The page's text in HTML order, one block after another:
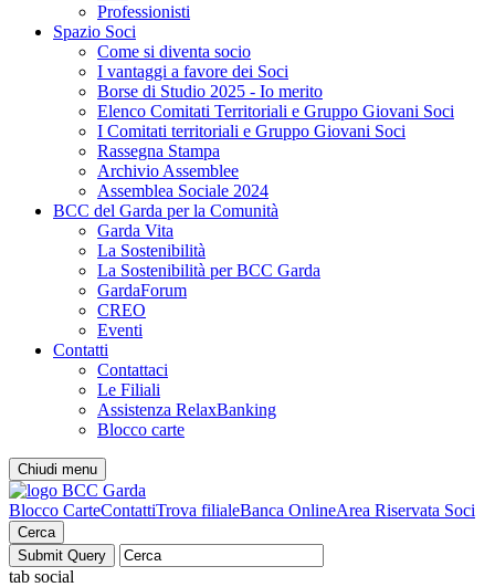
Professionisti
Spazio Soci
Come si diventa socio
I vantaggi a favore dei Soci
Borse di Studio 2025 - Io merito
Elenco Comitati Territoriali e Gruppo Giovani Soci
I Comitati territoriali e Gruppo Giovani Soci
Rassegna Stampa
Archivio Assemblee
Assemblea Sociale 2024
BCC del Garda per la Comunità
Garda Vita
La Sostenibilità
La Sostenibilità per BCC Garda
GardaForum
CREO
Eventi
Contatti
Contattaci
Le Filiali
Assistenza RelaxBanking
Blocco carte
Chiudi menu
Blocco CarteContattiTrova filialeBanca OnlineArea Riservata Soci
Cerca
tab social